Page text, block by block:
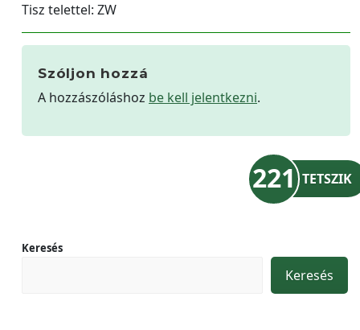
Tisz telettel: ZW
Szóljon hozzá
A hozzászóláshoz be kell jelentkezni.
221 TETSZIK
Keresés
Keresés